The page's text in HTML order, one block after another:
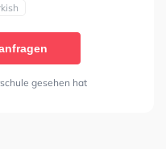
gesehen hat